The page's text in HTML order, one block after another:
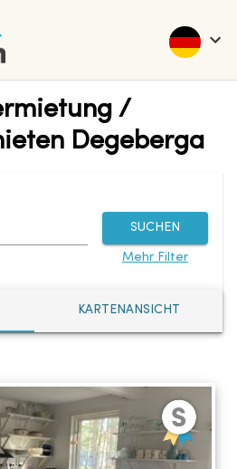
/
Degeberga
SUCHEN
Mehr Filter
KARTENANSICHT